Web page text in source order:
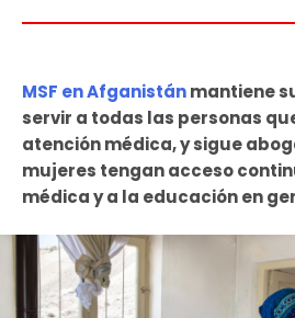
MSF en Afganistánmantiene
servir a todas las personas
atención médica, y sigue
mujeres tengan acceso
médica y a la educación en